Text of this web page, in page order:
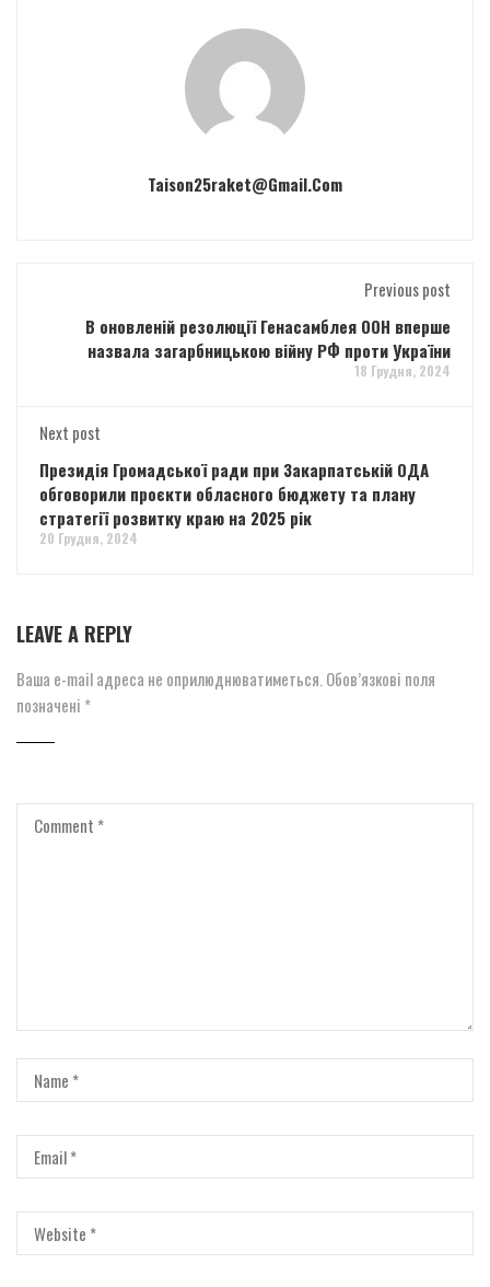
Taison25raket@gmail.com
Previous post
В оновленій резолюції Генасамблея ООН вперше
назвала загарбницькою війну РФ проти України
18 Грудня, 2024
Next post
Президія Громадської ради при Закарпатській ОДА
обговорили проєкти обласного бюджету та плану
стратегії розвитку краю на 2025 рік
20 Грудня, 2024
LEAVE A REPLY
Ваша e-mail адреса не оприлюднюватиметься. Обов’язкові поля
позначені *